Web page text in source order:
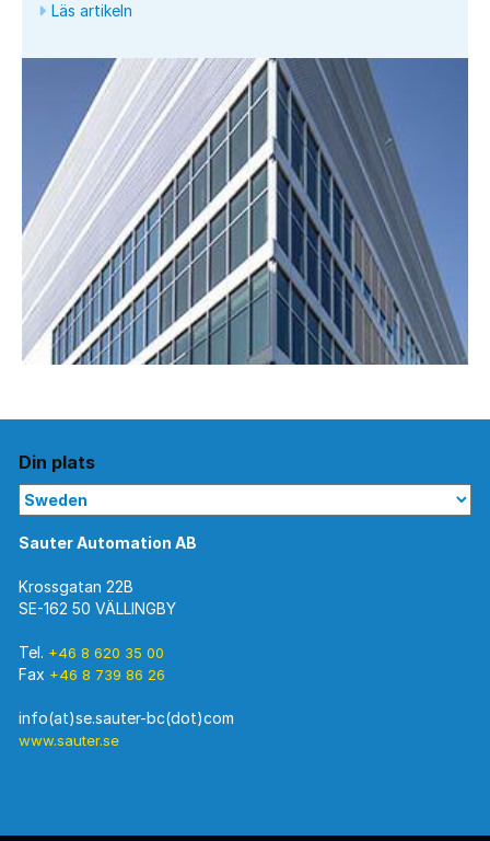
Läs artikeln
Din plats
Sauter Automation AB
Krossgatan 22B
SE-162 50 VÄLLINGBY
Tel. +46 8 620 35 00
Fax +46 8 739 86 26
www.sauter.se